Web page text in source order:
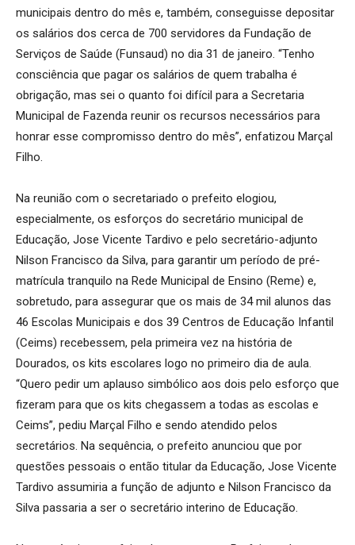
municipais dentro do mês e, também, conseguisse depositar
os salários dos cerca de 700 servidores da Fundação de
Serviços de Saúde (Funsaud) no dia 31 de janeiro. “Tenho
consciência que pagar os salários de quem trabalha é
obrigação, mas sei o quanto foi difícil para a Secretaria
Municipal de Fazenda reunir os recursos necessários para
honrar esse compromisso dentro do mês”, enfatizou Marçal
Filho.
Na reunião com o secretariado o prefeito elogiou,
especialmente, os esforços do secretário municipal de
Educação, Jose Vicente Tardivo e pelo secretário-adjunto
Nilson Francisco da Silva, para garantir um período de pré-
matrícula tranquilo na Rede Municipal de Ensino (Reme) e,
sobretudo, para assegurar que os mais de 34 mil alunos das
46 Escolas Municipais e dos 39 Centros de Educação Infantil
(Ceims) recebessem, pela primeira vez na história de
Dourados, os kits escolares logo no primeiro dia de aula.
“Quero pedir um aplauso simbólico aos dois pelo esforço que
fizeram para que os kits chegassem a todas as escolas e
Ceims”, pediu Marçal Filho e sendo atendido pelos
secretários. Na sequência, o prefeito anunciou que por
questões pessoais o então titular da Educação, Jose Vicente
Tardivo assumiria a função de adjunto e Nilson Francisco da
Silva passaria a ser o secretário interino de Educação.